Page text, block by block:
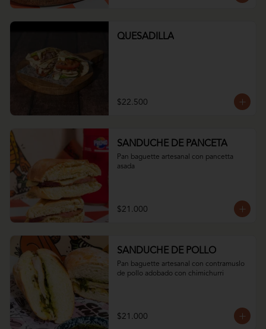
QUESADILLA
$22.500
SANDUCHE DE PANCETA
Pan baguette artesanal con pancetta
asada
$21.000
SANDUCHE DE POLLO
Pan baguette artesanal con contramuslo
de pollo adobado con chimichurri
$21.000